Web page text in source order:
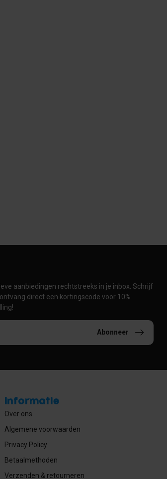
aanbiedingen rechtstreeks in je inbox. Schrijf
direct een kortingscode voor 10%
Abonneer
Informatie
Over ons
Algemene voorwaarden
Privacy Policy
Betaalmethoden
Verzenden & retourneren